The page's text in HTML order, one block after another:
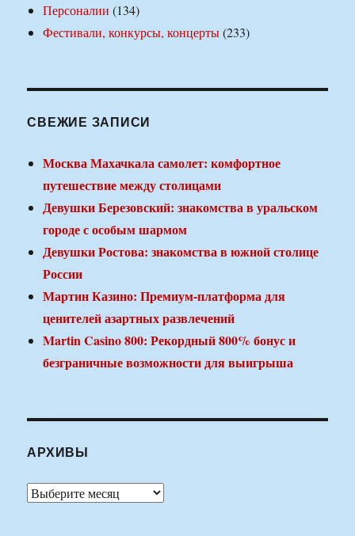
Персоналии (134)
Фестивали, конкурсы, концерты(233)
СВЕЖИЕ ЗАПИСИ
Москва Махачкала самолет: комфортное
путешествие между столицами
Девушки Березовский: знакомства в уральском
городе с особым шармом
Девушки Ростова: знакомства в южной столице
России
Мартин Казино: Премиум-платформа для
ценителей азартных развлечений
Martin Casino 800: Рекордный 800% бонус и
безграничные возможности для выигрыша
АРХИВЫ
Архивы